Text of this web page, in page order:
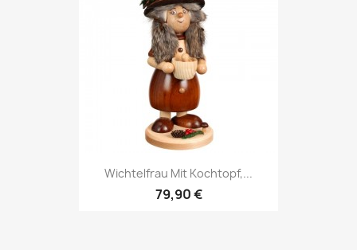
Wichtelfrau Mit Kochtopf,...
79,90 €